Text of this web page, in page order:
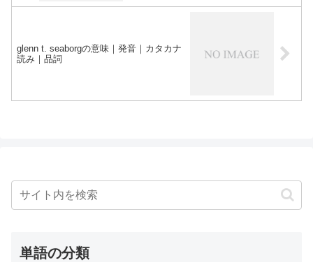
glenn t. seaborgの意味｜発音｜カタカナ
読み｜品詞
単語の分類